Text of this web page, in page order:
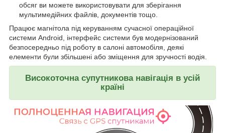
обсяг ви можете використовувати для зберігання
мультимедійних файлів, документів тощо.
Працює магнітола під керуванням сучасної операційної
системи Android, інтерфейс системи був модернізований
безпосередньо під роботу в салоні автомобіля, деякі
елементи були збільшені або зміщення для зручності водія.
Високоточна супутникова навігація в усій
країні